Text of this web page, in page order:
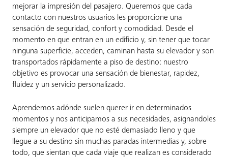
mejorar la impresión del pasajero. Queremos que cada
contacto con nuestros usuarios les proporcione una
sensación de seguridad, confort y comodidad. Desde el
momento en que entran en un edificio y, sin tener que tocar
ninguna superficie, acceden, caminan hasta su elevador y son
transportados rápidamente a piso de destino: nuestro
objetivo es provocar una sensación de bienestar, rapidez,
fluidez y un servicio personalizado.
Aprendemos adónde suelen querer ir en determinados
momentos y nos anticipamos a sus necesidades, asignandoles
siempre un elevador que no esté demasiado lleno y que
llegue a su destino sin muchas paradas intermedias y, sobre
todo, que sientan que cada viaje que realizan es considerado